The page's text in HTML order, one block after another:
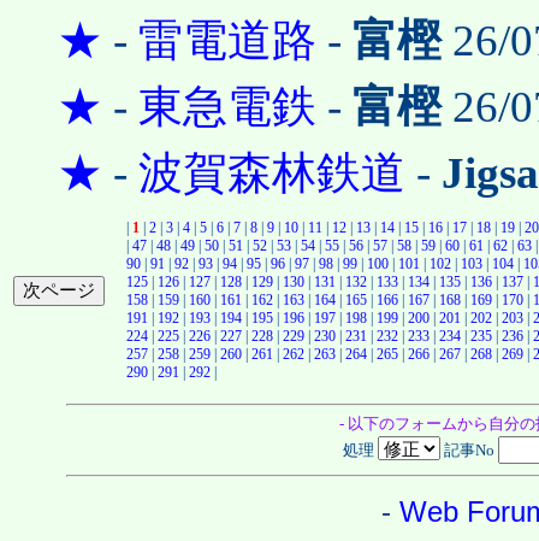
★ - 雷電道路 - 富樫26/
★ - 東急電鉄 - 富樫26/
★ - 波賀森林鉄道 -
| 1 | 2 | 3 | 4 | 5 | 6 | 7 | 8 | 9 | 10 | 11 | 12 | 13 | 14 | 15 | 16 | 17 | 18 | 19 | 20
| 47 | 48 | 49 | 50 | 51 | 52 | 53 | 54 | 55 | 56 | 57 | 58 | 59 | 60 | 61 | 62 | 63
90 | 91 | 92 | 93 | 94 | 95 | 96 | 97 | 98 | 99 | 100 | 101 | 102 | 103 | 104 |
125 | 126 | 127 | 128 | 129 | 130 | 131 | 132 | 133 | 134 | 135 | 136 | 137 |
158 | 159 | 160 | 161 | 162 | 163 | 164 | 165 | 166 | 167 | 168 | 169 | 170 |
191 | 192 | 193 | 194 | 195 | 196 | 197 | 198 | 199 | 200 | 201 | 202 | 203 |
224 | 225 | 226 | 227 | 228 | 229 | 230 | 231 | 232 | 233 | 234 | 235 | 236 |
257 | 258 | 259 | 260 | 261 | 262 | 263 | 264 | 265 | 266 | 267 | 268 | 269 |
290 | 291 | 292 |
- 以下のフォームから自分
処理
記事No
- Web